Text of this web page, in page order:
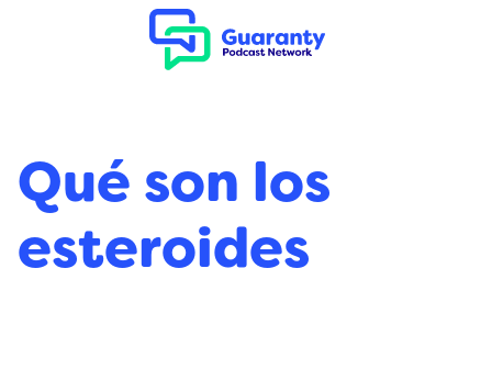
Qué son los
esteroides